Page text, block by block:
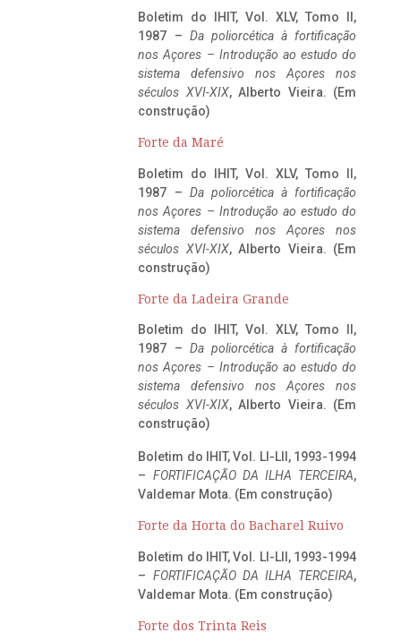
Boletim do IHIT, Vol. XLV, Tomo II,
1987 – Da poliorcética à fortificação
nos Açores – Introdução ao estudo do
sistema defensivo nos Açores nos
séculos XVI-XIX, Alberto Vieira. (Em
construção)
Forte da Maré
Boletim do IHIT, Vol. XLV, Tomo II,
1987 – Da poliorcética à fortificação
nos Açores – Introdução ao estudo do
sistema defensivo nos Açores nos
séculos XVI-XIX, Alberto Vieira. (Em
construção)
Forte da Ladeira Grande
Boletim do IHIT, Vol. XLV, Tomo II,
1987 – Da poliorcética à fortificação
nos Açores – Introdução ao estudo do
sistema defensivo nos Açores nos
séculos XVI-XIX, Alberto Vieira. (Em
construção)
Boletim do IHIT, Vol. LI-LII, 1993-1994
– FORTIFICAÇÃO DA ILHA TERCEIRA,
Valdemar Mota. (Em construção)
Forte da Horta do Bacharel Ruivo
Boletim do IHIT, Vol. LI-LII, 1993-1994
– FORTIFICAÇÃO DA ILHA TERCEIRA,
Valdemar Mota. (Em construção)
Forte dos Trinta Reis